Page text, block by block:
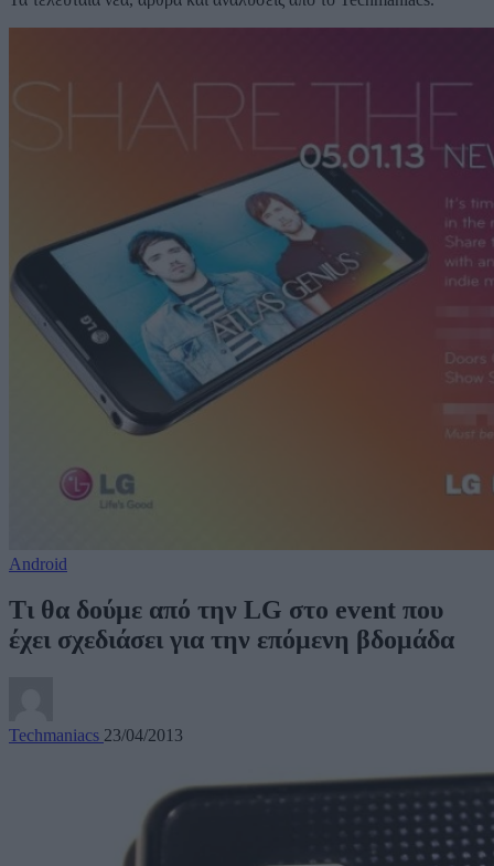
Android
Τι θα δούμε από την LG στο event που
έχει σχεδιάσει για την επόμενη βδομάδα
Techmaniacs 23/04/2013